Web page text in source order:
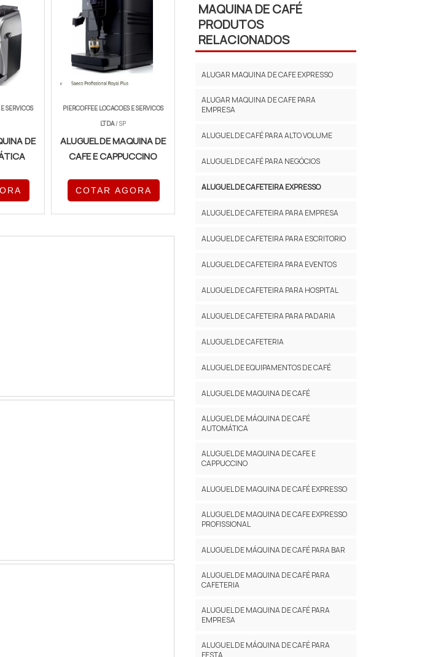
SERVICOS
DE
PIERCOFFEE LOCACOES E SERVICOS
LTDA/ SP
ALUGUEL DE MAQUINA DE
CAFE E CAPPUCCINO
COTAR AGORA
MAQUINA DE CAFÉ
PRODUTOS
RELACIONADOS
ALUGAR MAQUINA DE CAFE EXPRESSO
ALUGAR MAQUINA DE CAFE PARA
EMPRESA
ALUGUEL DE CAFÉ PARA ALTO VOLUME
ALUGUEL DE CAFÉ PARA NEGÓCIOS
ALUGUEL DE CAFETEIRA EXPRESSO
ALUGUEL DE CAFETEIRA PARA EMPRESA
ALUGUEL DE CAFETEIRA PARA ESCRITORIO
ALUGUEL DE CAFETEIRA PARA EVENTOS
ALUGUEL DE CAFETEIRA PARA HOSPITAL
ALUGUEL DE CAFETEIRA PARA PADARIA
ALUGUEL DE CAFETERIA
ALUGUEL DE EQUIPAMENTOS DE CAFÉ
ALUGUEL DE MAQUINA DE CAFÉ
ALUGUEL DE MÁQUINA DE CAFÉ
AUTOMÁTICA
ALUGUEL DE MAQUINA DE CAFE E
CAPPUCCINO
ALUGUEL DE MAQUINA DE CAFÉ EXPRESSO
ALUGUEL DE MAQUINA DE CAFE EXPRESSO
PROFISSIONAL
ALUGUEL DE MÁQUINA DE CAFÉ PARA BAR
ALUGUEL DE MAQUINA DE CAFÉ PARA
CAFETERIA
ALUGUEL DE MAQUINA DE CAFÉ PARA
EMPRESA
ALUGUEL DE MÁQUINA DE CAFÉ PARA
FESTA